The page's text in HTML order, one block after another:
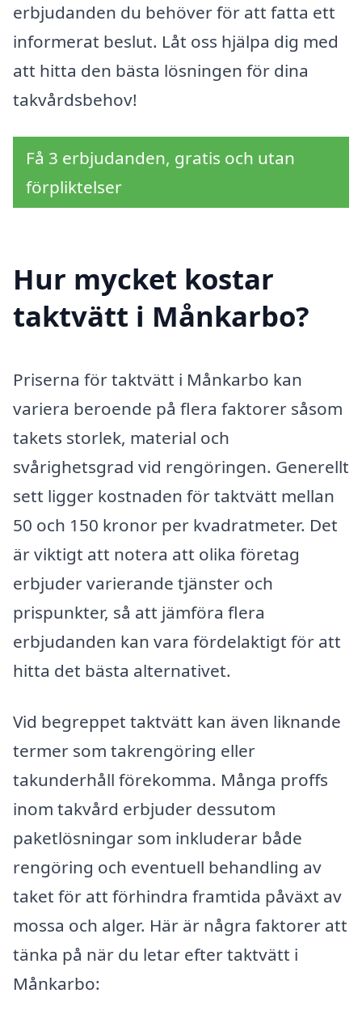
erbjudanden du behöver för att fatta ett
informerat beslut. Låt oss hjälpa dig med
att hitta den bästa lösningen för dina
takvårdsbehov!
Få 3 erbjudanden, gratis och utan
förpliktelser
Hur mycket kostar
taktvätt i Månkarbo?
Priserna för taktvätt i Månkarbo kan
variera beroende på flera faktorer såsom
takets storlek, material och
svårighetsgrad vid rengöringen. Generellt
sett ligger kostnaden för taktvätt mellan
50 och 150 kronor per kvadratmeter. Det
är viktigt att notera att olika företag
erbjuder varierande tjänster och
prispunkter, så att jämföra flera
erbjudanden kan vara fördelaktigt för att
hitta det bästa alternativet.
Vid begreppet taktvätt kan även liknande
termer som takrengöring eller
takunderhåll förekomma. Många proffs
inom takvård erbjuder dessutom
paketlösningar som inkluderar både
rengöring och eventuell behandling av
taket för att förhindra framtida påväxt av
mossa och alger. Här är några faktorer att
tänka på när du letar efter taktvätt i
Månkarbo: